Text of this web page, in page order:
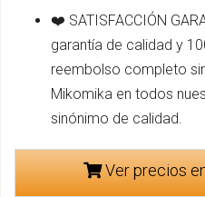
❤️ SATISFACCIÓN
garantía de calidad y
reembolso completo
Mikomika en todos
sinónimo de calidad.
Ver precios